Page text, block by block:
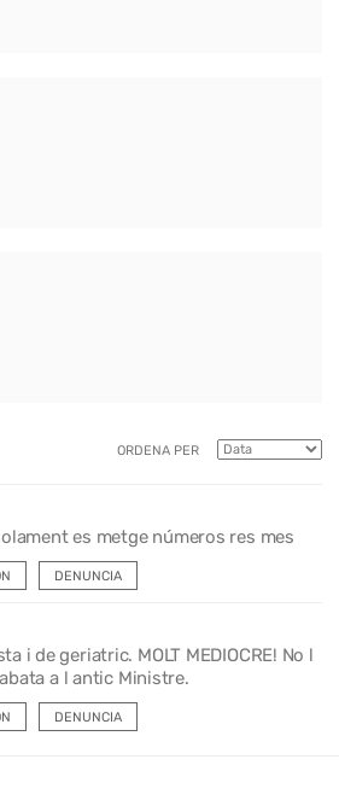
ORDENA PER
es metge números res mes
DENUNCIA
i de geriatric. MOLT MEDIOCRE! No l
a l antic Ministre.
DENUNCIA